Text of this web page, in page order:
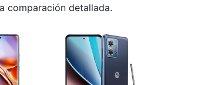
comparación detallada.